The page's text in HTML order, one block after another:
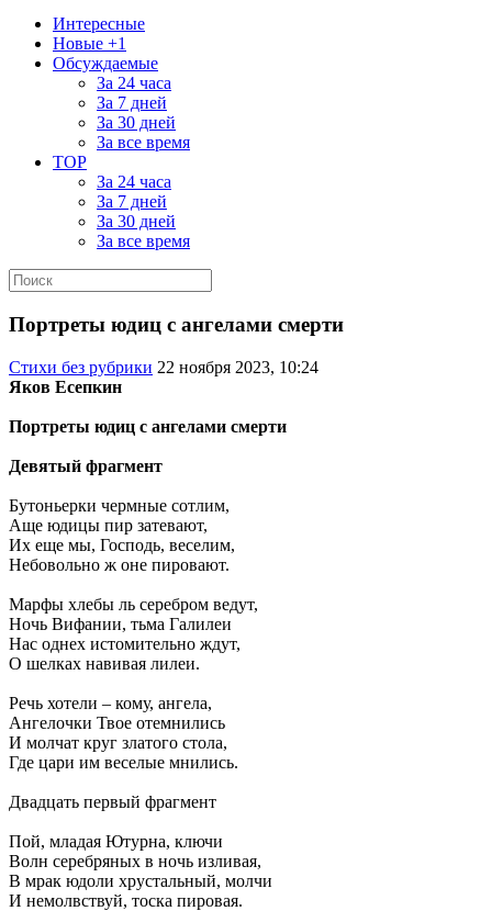
Интересные
Новые +1
Обсуждаемые
За 24 часа
За 7 дней
За 30 дней
За все время
TOP
За 24 часа
За 7 дней
За 30 дней
За все время
Портреты юдиц с ангелами смерти
Стихи без рубрики 22 ноября 2023, 10:24
Яков Есепкин
Портреты юдиц с ангелами смерти
Девятый фрагмент
Бутоньерки чермные сотлим,
Аще юдицы пир затевают,
Их еще мы, Господь, веселим,
Небовольно ж оне пировают.
Марфы хлебы ль серебром ведут,
Ночь Вифании, тьма Галилеи
Нас однех истомительно ждут,
О шелках навивая лилеи.
Речь хотели – кому, ангела,
Ангелочки Твое отемнились
И молчат круг златого стола,
Где цари им веселые мнились.
Двадцать первый фрагмент
Пой, младая Ютурна, ключи
Волн серебряных в ночь изливая,
В мрак юдоли хрустальный, молчи
И немолвствуй, тоска пировая.